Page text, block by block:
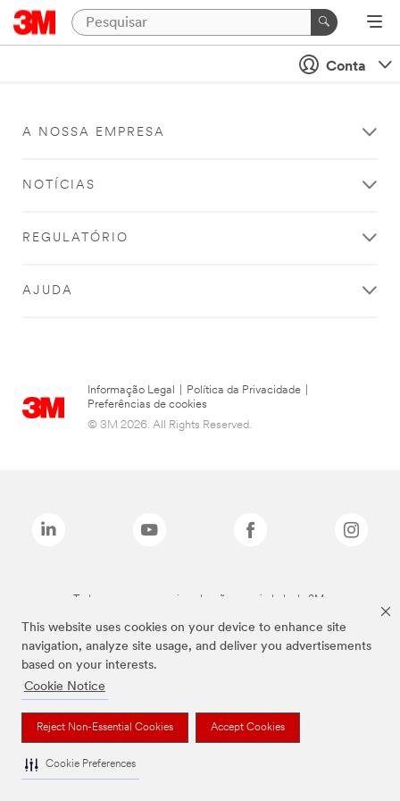
This website uses cookies on your device to enhance site
navigation, analyze site usage, and deliver you advertisements
based on your interests.
Cookie Notice
Reject Non-Essential Cookies Accept Cookies
Cookie Preferences
Conta
A NOSSA EMPRESA
NOTÍCIAS
REGULATÓRIO
AJUDA
Informação Legal Política da Privacidade
Preferências de cookies
© 3M 2026. All Rights Reserved.
Todas as marcas mencionadas são propriedade da 3M.